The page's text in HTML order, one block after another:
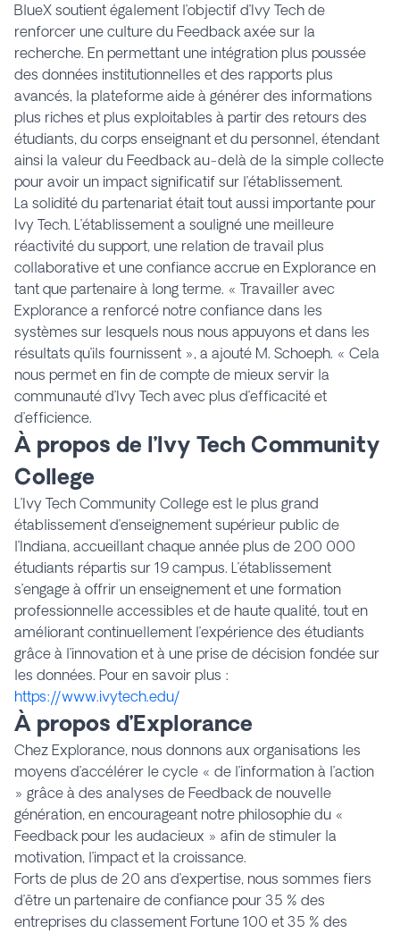
BlueX soutient également l’objectif d’Ivy Tech de
renforcer une culture du Feedback axée sur la
recherche. En permettant une intégration plus poussée
des données institutionnelles et des rapports plus
avancés, la plateforme aide à générer des informations
plus riches et plus exploitables à partir des retours des
étudiants, du corps enseignant et du personnel, étendant
ainsi la valeur du Feedback au-delà de la simple collecte
pour avoir un impact significatif sur l’établissement.
La solidité du partenariat était tout aussi importante pour
Ivy Tech. L’établissement a souligné une meilleure
réactivité du support, une relation de travail plus
collaborative et une confiance accrue en Explorance en
tant que partenaire à long terme. « Travailler avec
Explorance a renforcé notre confiance dans les
systèmes sur lesquels nous nous appuyons et dans les
résultats qu’ils fournissent », a ajouté M. Schoeph. « Cela
nous permet en fin de compte de mieux servir la
communauté d’Ivy Tech avec plus d’efficacité et
d’efficience.
À propos de l’Ivy Tech Community
College
L’Ivy Tech Community College est le plus grand
établissement d’enseignement supérieur public de
l’Indiana, accueillant chaque année plus de 200 000
étudiants répartis sur 19 campus. L’établissement
s’engage à offrir un enseignement et une formation
professionnelle accessibles et de haute qualité, tout en
améliorant continuellement l’expérience des étudiants
grâce à l’innovation et à une prise de décision fondée sur
les données. Pour en savoir plus :
https://www.ivytech.edu/
À propos d’Explorance
Chez Explorance, nous donnons aux organisations les
moyens d’accélérer le cycle « de l’information à l’action
» grâce à des analyses de Feedback de nouvelle
génération, en encourageant notre philosophie du «
Feedback pour les audacieux » afin de stimuler la
motivation, l’impact et la croissance.
Forts de plus de 20 ans d’expertise, nous sommes fiers
d’être un partenaire de confiance pour 35 % des
entreprises du classement Fortune 100 et 35 % des